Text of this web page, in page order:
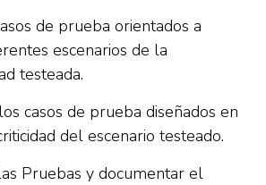
de prueba orientados a
escenarios de la
testeada.
casos de prueba diseñados en
del escenario testeado.
Pruebas y documentar el